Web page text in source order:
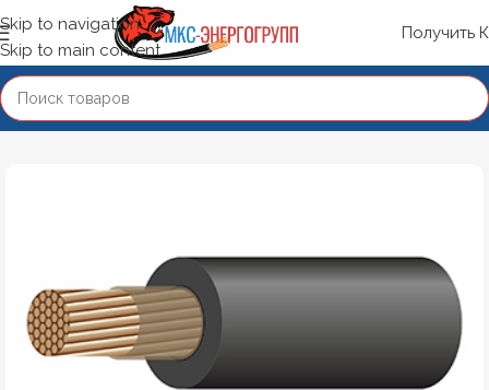
Skip to navigation
Skip to main content
Получить